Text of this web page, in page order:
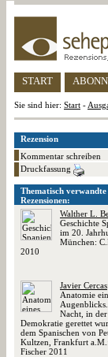
START
Sie sind hier: Start -
Rezension
Kommentar schreiben
Druckfassung
Thematisch verwandte
Rezensionen:
Walther L.
Geschichte
im 20.
München:
2010
Javier Cercas
Anatomie
Nacht, in der
Demokratie gerettet
dem Spanischen von
Kultzen, Frankfurt a.M.:
Fischer 2011